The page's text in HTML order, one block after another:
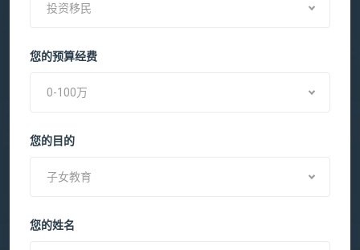
投资移民
您的预算经费
0-100万
您的目的
子女教育
您的姓名